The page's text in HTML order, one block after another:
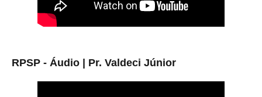
RPSP - Áudio | Pr. Valdeci Júnior